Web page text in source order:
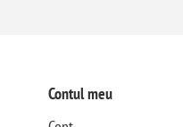
Contul meu